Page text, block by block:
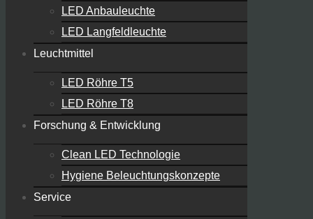
LED Anbauleuchte
LED Langfeldleuchte
Leuchtmittel
LED Röhre T5
LED Röhre T8
Forschung & Entwicklung
Clean LED Technologie
Hygiene Beleuchtungskonzepte
Service